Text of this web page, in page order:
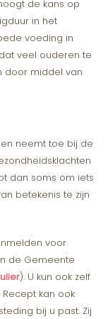
de kans op
in het
voeding in
veel ouderen te
door middel van
neemt toe bij de
dan soms om iets
betekenis te zijn
voor
de Gemeente
). U kun ook zelf
Recept kan ook
bij u past. Zij